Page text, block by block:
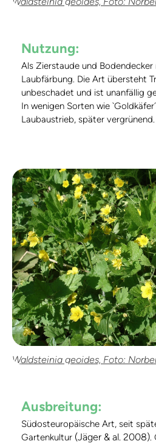
Nutzung:
Als Zierstaude und
Laubfärbung. Die Art übersteht
unbeschadet und ist unanfällig
In wenigen Sorten wie
Laubaustrieb, später vergrünend.
Waldsteinia geoides, Foto:
Ausbreitung:
Südosteuropäische Art, seit
Gartenkultur (Jäger & al. 2008).